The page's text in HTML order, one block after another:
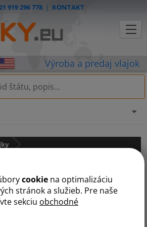
cookie na optimalizáciu
stránok a služieb. Pre naše
sekciu obchodné
919 296 778| KONTAKT